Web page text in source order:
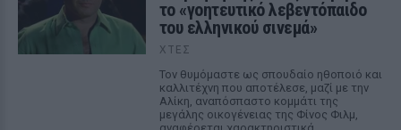
το «γοητευτικό λεβεντόπαιδο
του ελληνικού σινεμά»
ΧΤΕΣ
Τον θυμόμαστε ως σπουδαίο ηθοποιό και
καλλιτέχνη που αποτέλεσε, μαζί με την
Αλίκη, αναπόσπαστο κομμάτι της
μεγάλης οικογένειας της Φίνος Φιλμ,